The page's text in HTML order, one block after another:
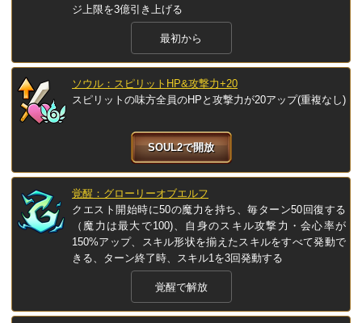
ジ上限を3億引き上げる
最初から
ソウル：スピリットHP&攻撃力+20
スピリットの味方全員のHPと攻撃力が20アップ(重複なし)
SOUL2で開放
覚醒：グローリーオブエルフ
クエスト開始時に50の魔力を持ち、毎ターン50回復する
（魔力は最大で100)、自身のスキル攻撃力・会心率が
150%アップ、スキル形状を揃えたスキルをすべて発動で
きる、ターン終了時、スキル1を3回発動する
覚醒で解放